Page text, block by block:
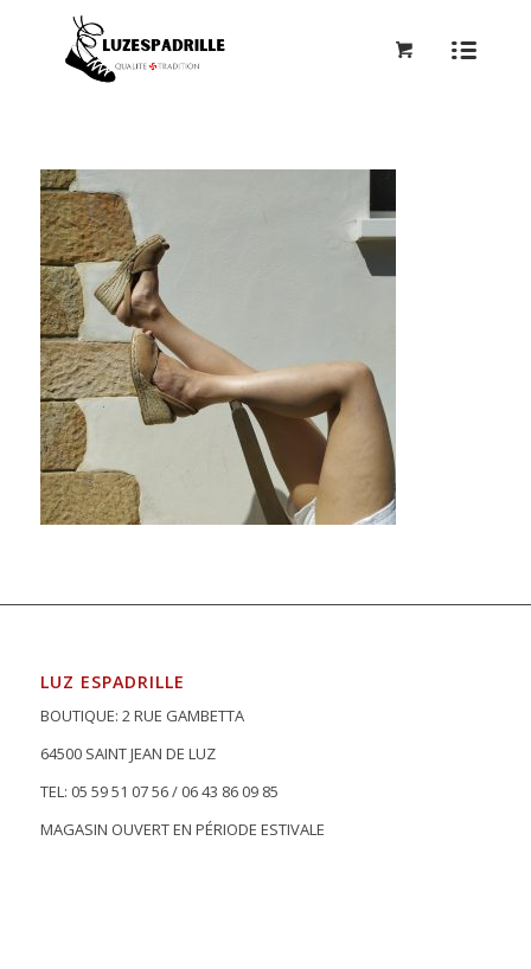
LUZ ESPADRILLE
BOUTIQUE: 2 RUE GAMBETTA
64500 SAINT JEAN DE LUZ
TEL: 05 59 51 07 56 / 06 43 86 09 85
MAGASIN OUVERT EN PÉRIODE ESTIVALE